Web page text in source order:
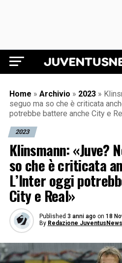
Juventus
Home » Archivio » 2023 »
seguo ma so che è criticata
potrebbe battere anche City e
2023
Klinsmann: «Juve?
so che è criticata
L’Inter oggi
City e Real»
Published 3 anni ago on 18
By Redazione